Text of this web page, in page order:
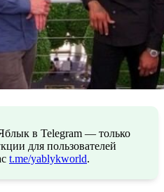
в Telegram — только
для пользователей
t.me/yablykworld.